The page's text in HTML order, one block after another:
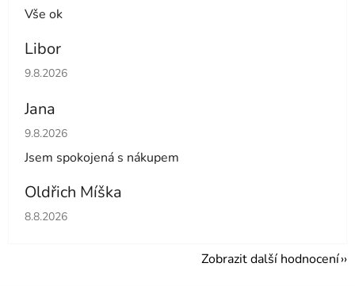
Vše ok
Libor
Hodnocení obchodu je 5 z 5 hvězdiček.
9.8.2026
Jana
Hodnocení obchodu je 5 z 5 hvězdiček.
9.8.2026
Jsem spokojená s nákupem
Oldřich Míška
Hodnocení obchodu je 5 z 5 hvězdiček.
8.8.2026
Zobrazit další hodnocení